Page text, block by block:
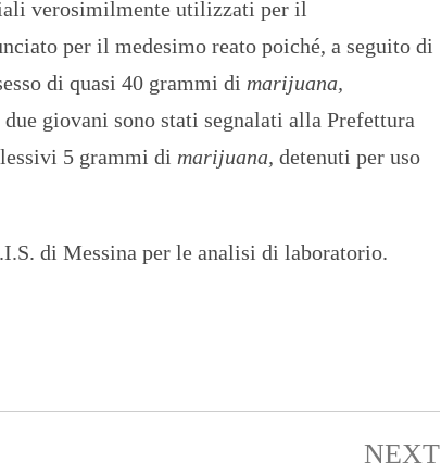
verosimilmente utilizzati per il
per il medesimo reato poiché, a seguito di
di quasi 40 grammi di marijuana,
giovani sono stati segnalati alla Prefettura
5 grammi di marijuana, detenuti per uso
di Messina per le analisi di laboratorio.
NEXT